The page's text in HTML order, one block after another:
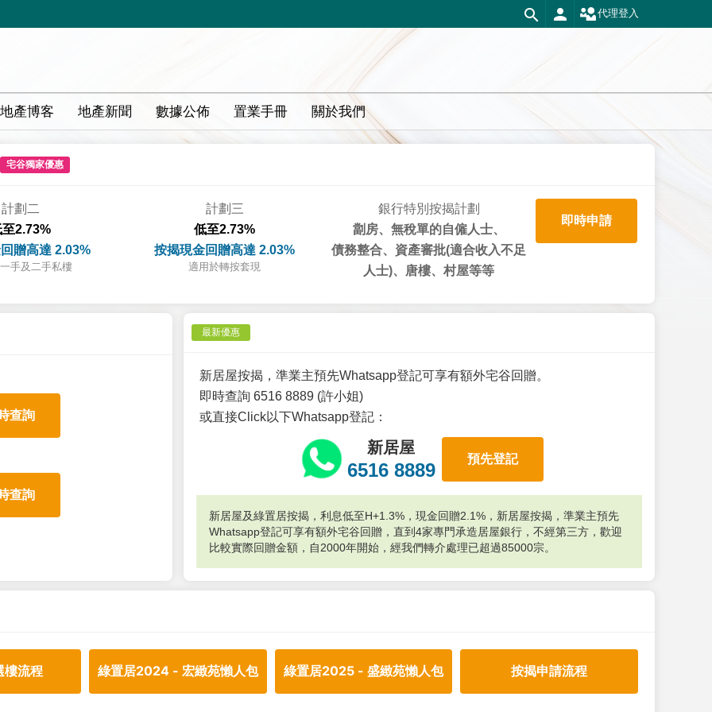
代理登入
地產博客 地產新聞 數據公佈 置業手冊 關於我們
宅谷獨家優惠
計劃二
至2.73%
贈高達 2.03%
手及二手私樓
計劃三
低至2.73%
按揭現金回贈高達 2.03%
適用於轉按套現
銀行特別按揭計劃
劏房、無稅單的自僱人士、
債務整合、資產審批(適合收入不足
人士)、唐樓、村屋等等
即時申請
查詢
查詢
最新優惠
新居屋按揭，準業主預先Whatsapp登記可享有額外宅谷回贈。
即時查詢 6516 8889 (許小姐)
或直接Click以下Whatsapp登記：
新居屋
6516 8889
預先登記
新居屋及綠置居按揭，利息低至H+1.3%，現金回贈2.1%，新居屋按揭，準業主預先
Whatsapp登記可享有額外宅谷回贈，直到4家專門承造居屋銀行，不經第三方，歡迎
比較實際回贈金額，自2000年開始，經我們轉介處理已超過85000宗。
樓流程 綠置居2024 - 宏緻苑懶人包 綠置居2025 - 盛緻苑懶人包 按揭申請流程